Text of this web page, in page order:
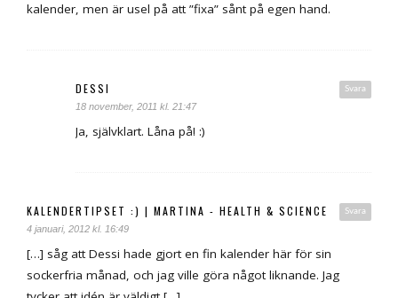
kalender, men är usel på att ”fixa” sånt på egen hand.
Svara
DESSI
18 november, 2011 kl. 21:47
Ja, självklart. Låna på! :)
Svara
KALENDERTIPSET :) | MARTINA - HEALTH & SCIENCE
4 januari, 2012 kl. 16:49
[…] såg att Dessi hade gjort en fin kalender här för sin
sockerfria månad, och jag ville göra något liknande. Jag